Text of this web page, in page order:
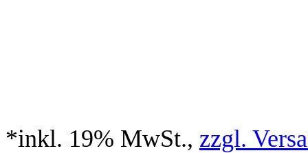
*inkl. 19% MwSt., zzgl.